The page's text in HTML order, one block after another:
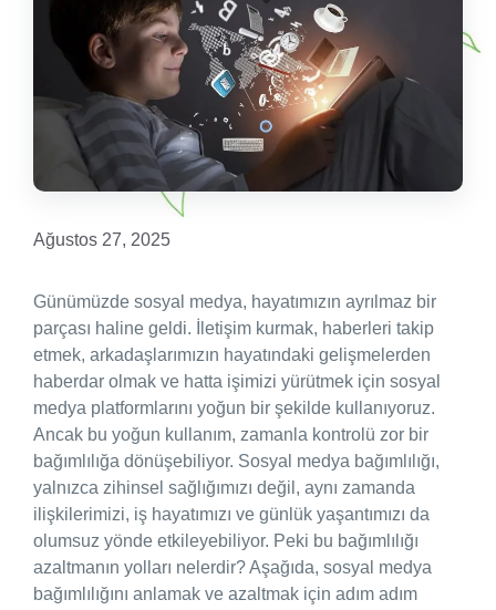
Ağustos 27, 2025
Günümüzde sosyal medya, hayatımızın ayrılmaz bir
parçası haline geldi. İletişim kurmak, haberleri takip
etmek, arkadaşlarımızın hayatındaki gelişmelerden
haberdar olmak ve hatta işimizi yürütmek için sosyal
medya platformlarını yoğun bir şekilde kullanıyoruz.
Ancak bu yoğun kullanım, zamanla kontrolü zor bir
bağımlılığa dönüşebiliyor. Sosyal medya bağımlılığı,
yalnızca zihinsel sağlığımızı değil, aynı zamanda
ilişkilerimizi, iş hayatımızı ve günlük yaşantımızı da
olumsuz yönde etkileyebiliyor. Peki bu bağımlılığı
azaltmanın yolları nelerdir? Aşağıda, sosyal medya
bağımlılığını anlamak ve azaltmak için adım adım